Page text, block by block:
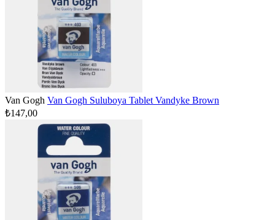
Van Gogh Van Gogh Suluboya Tablet Vandyke Brown
₺147,00